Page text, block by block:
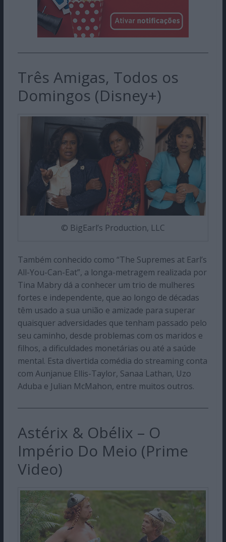
Três Amigas, Todos os
Domingos (Disney+)
© BigEarl’s Production, LLC
Também conhecido como “The Supremes at Earl’s
All-You-Can-Eat”, a longa-metragem realizada por
Tina Mabry dá a conhecer um trio de mulheres
fortes e independente, que ao longo de décadas
têm usado a sua união e amizade para superar
quaisquer adversidades que tenham passado pelo
seu caminho, desde problemas com os maridos e
filhos, a dificuldades monetárias ou até a saúde
mental. Esta divertida comédia do streaming conta
com Aunjanue Ellis-Taylor, Sanaa Lathan, Uzo
Aduba e Julian McMahon, entre muitos outros.
Astérix & Obélix – O
Império Do Meio (Prime
Video)